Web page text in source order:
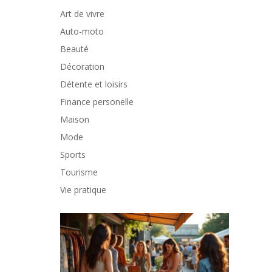
Art de vivre
Auto-moto
Beauté
Décoration
Détente et loisirs
Finance personelle
Maison
Mode
Sports
Tourisme
Vie pratique